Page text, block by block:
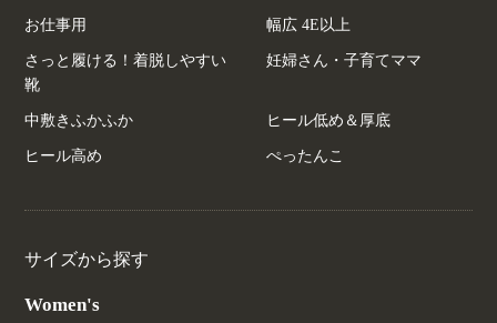
お仕事用 幅広 4E以上
さっと履ける！着脱しやすい
靴
妊婦さん・子育てママ
中敷きふかふか ヒール低め＆厚底
ヒール高め ぺったんこ
サイズから探す
Women's